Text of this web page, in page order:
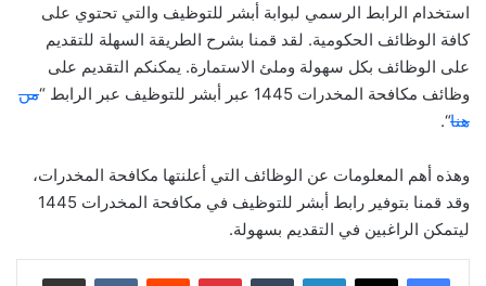
استخدام الرابط الرسمي لبوابة أبشر للتوظيف والتي تحتوي على
كافة الوظائف الحكومية. لقد قمنا بشرح الطريقة السهلة للتقديم
على الوظائف بكل سهولة وملئ الاستمارة. يمكنكم التقديم على
وظائف مكافحة المخدرات 1445 عبر أبشر للتوظيف عبر الرابط “
من
هنا“.
وهذه أهم المعلومات عن الوظائف التي أعلنتها مكافحة المخدرات،
وقد قمنا بتوفير رابط أبشر للتوظيف في مكافحة المخدرات 1445
ليتمكن الراغبين في التقديم بسهولة.
لينكدإن بينتيريست مشاركة عبر البريد